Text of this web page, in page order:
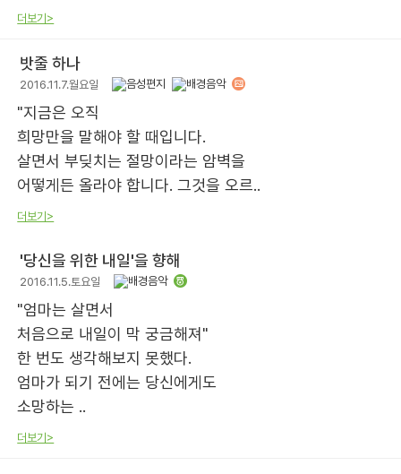
더보기>
밧줄 하나
2016.11.7.월요일
"지금은 오직
희망만을 말해야 할 때입니다.
살면서 부딪치는 절망이라는 암벽을
어떻게든 올라야 합니다. 그것을 오르..
더보기>
'당신을 위한 내일'을 향해
2016.11.5.토요일
"엄마는 살면서
처음으로 내일이 막 궁금해져"
한 번도 생각해보지 못했다.
엄마가 되기 전에는 당신에게도
소망하는 ..
더보기>